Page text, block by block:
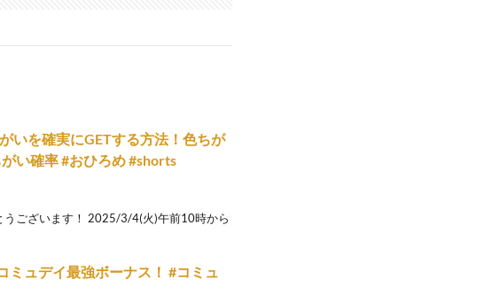
いを確実にGETする方法！色ちが
い確率 #おひろめ #shorts
うございます！ 2025/3/4(火)午前10時から
ミュデイ最強ボーナス！ #コミュ